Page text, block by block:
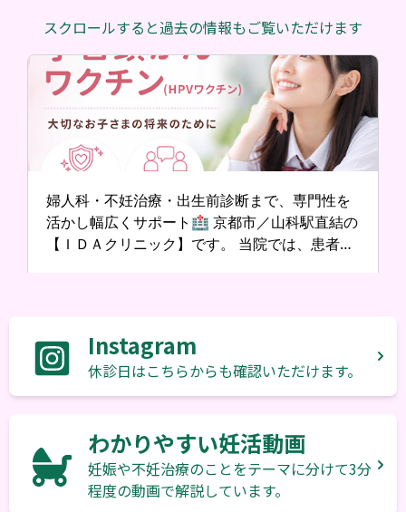
スクロールすると過去の情報もご覧いただけます
Instagram
休診日はこちらからも確認いただけます。
わかりやすい妊活動画
妊娠や不妊治療のことをテーマに分けて3分
程度の動画で解説しています。